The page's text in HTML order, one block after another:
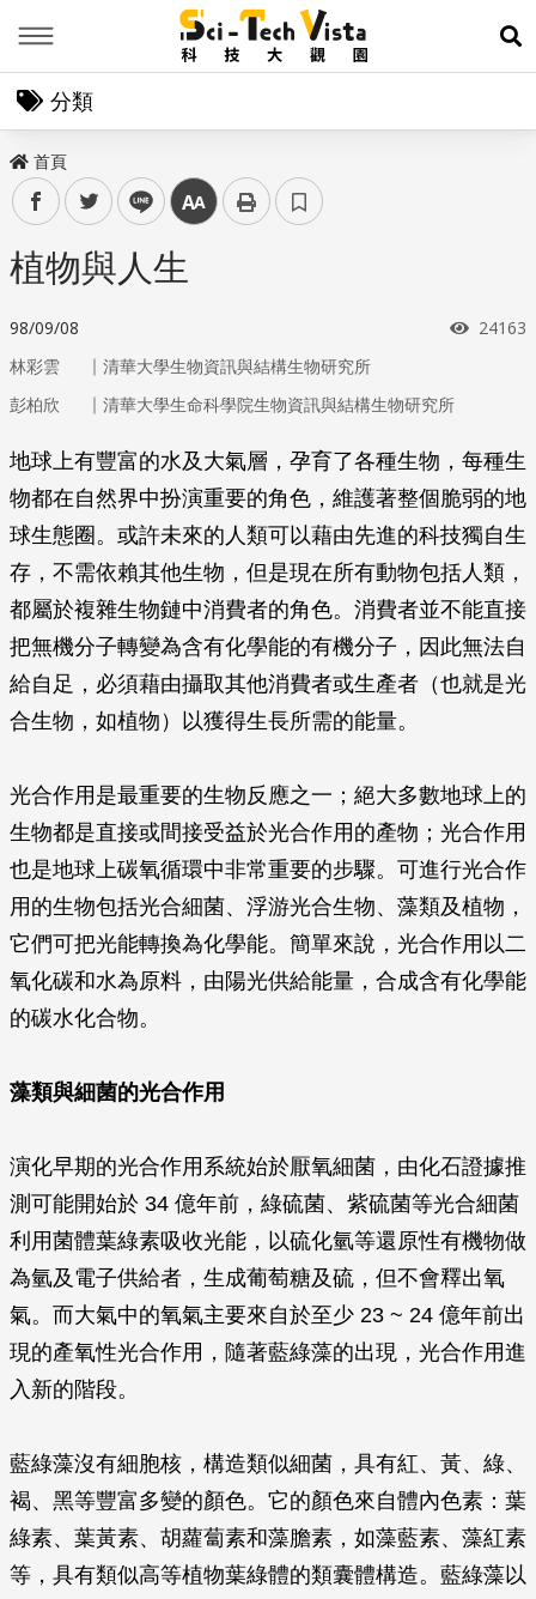
展
分類
首頁
facebooktwitter line 中
植物與人生
98/09/08 瀏覽次
24163
林彩雲 ｜ 清華大學生物資訊與結構生物研究所
彭柏欣
｜ 清華大學生命科學院生物資訊與結構生物研究所
地球上有豐富的水及大氣層，孕育了各種生物，每種生
物都在自然界中扮演重要的角色，維護著整個脆弱的地
球生態圈。或許未來的人類可以藉由先進的科技獨自生
存，不需依賴其他生物，但是現在所有動物包括人類，
都屬於複雜生物鏈中消費者的角色。消費者並不能直接
把無機分子轉變為含有化學能的有機分子，因此無法自
給自足，必須藉由攝取其他消費者或生產者（也就是光
合生物，如植物）以獲得生長所需的能量。
光合作用是最重要的生物反應之一；絕大多數地球上的
生物都是直接或間接受益於光合作用的產物；光合作用
也是地球上碳氧循環中非常重要的步驟。可進行光合作
用的生物包括光合細菌、浮游光合生物、藻類及植物，
它們可把光能轉換為化學能。簡單來說，光合作用以二
氧化碳和水為原料，由陽光供給能量，合成含有化學能
的碳水化合物。
藻類與細菌的光合作用
演化早期的光合作用系統始於厭氧細菌，由化石證據推
測可能開始於 34 億年前，綠硫菌、紫硫菌等光合細菌
利用菌體葉綠素吸收光能，以硫化氫等還原性有機物做
為氫及電子供給者，生成葡萄糖及硫，但不會釋出氧
氣。而大氣中的氧氣主要來自於至少 23 ~ 24 億年前出
現的產氧性光合作用，隨著藍綠藻的出現，光合作用進
入新的階段。
藍綠藻沒有細胞核，構造類似細菌，具有紅、黃、綠、
褐、黑等豐富多變的顏色。它的顏色來自體內色素：葉
綠素、葉黃素、胡蘿蔔素和藻膽素，如藻藍素、藻紅素
等，具有類似高等植物葉綠體的類囊體構造。藍綠藻以